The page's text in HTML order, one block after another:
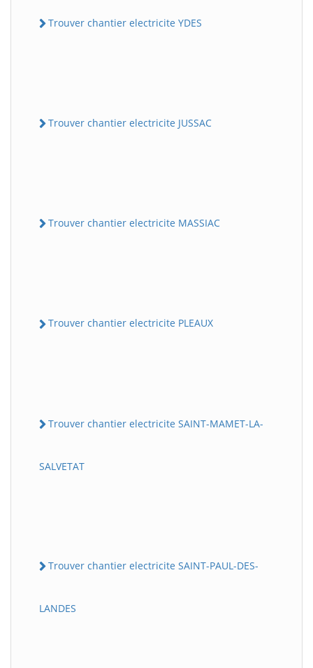
Trouver chantier electricite YDES
Trouver chantier electricite JUSSAC
Trouver chantier electricite MASSIAC
Trouver chantier electricite PLEAUX
Trouver chantier electricite SAINT-MAMET-LA-
SALVETAT
Trouver chantier electricite SAINT-PAUL-DES-
LANDES